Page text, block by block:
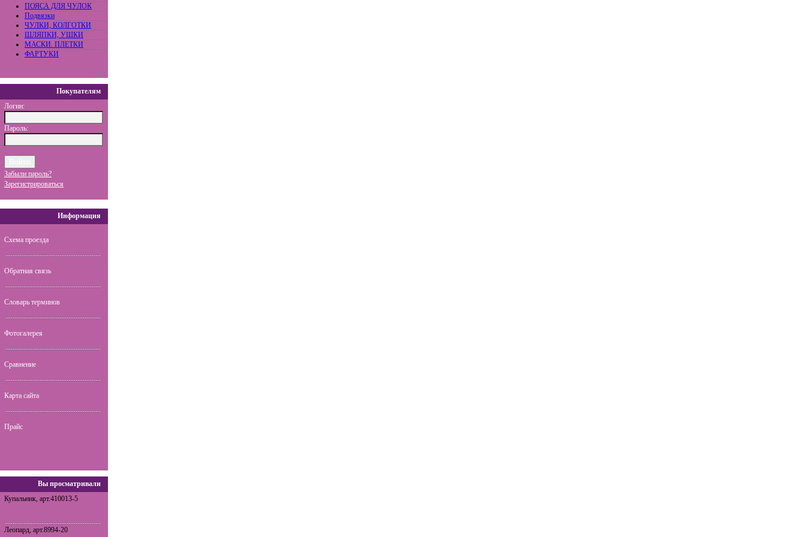
ПОЯСА ДЛЯ ЧУЛОК
Подвязки
ЧУЛКИ, КОЛГОТКИ
ШЛЯПКИ, УШКИ
МАСКИ. ПЛЕТКИ
ФАРТУКИ
Покупателям
Логин:
Пароль:
Забыли пароль?
Зарегистрироваться
Информация
Схема проезда
Обратная связь
Словарь терминов
Фотогалерея
Сравнение
Карта сайта
Прайс
Вы просматривали
Купальник, арт.410013-5
Леопард, арт.8994-20